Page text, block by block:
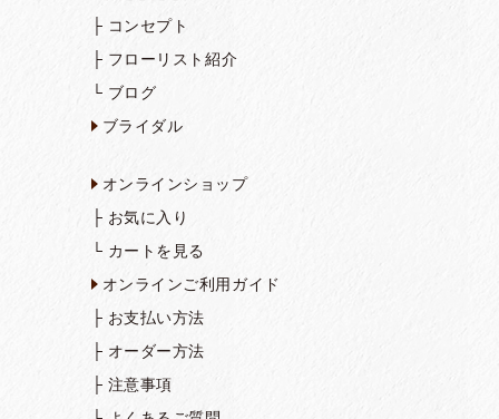
├ コンセプト
├ フローリスト紹介
└ ブログ
ブライダル
オンラインショップ
├ お気に入り
└ カートを見る
オンラインご利用ガイド
├ お支払い方法
├ オーダー方法
├ 注意事項